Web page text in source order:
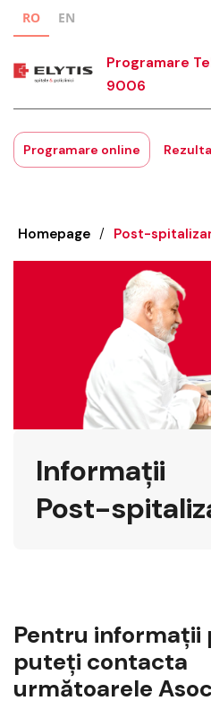
RO EN
Programare
9006
Programare online
Homepage / Post-
Informații
Post-
Pentru
puteţi contacta
următoarele